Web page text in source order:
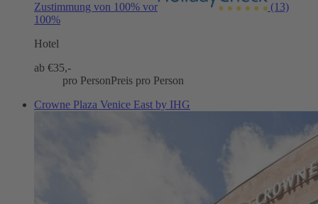
Zustimmung von 100% vor
(13)
100%
Hotel
ab €35,-
pro PersonPreis pro Person
Crowne Plaza Venice East by IHG